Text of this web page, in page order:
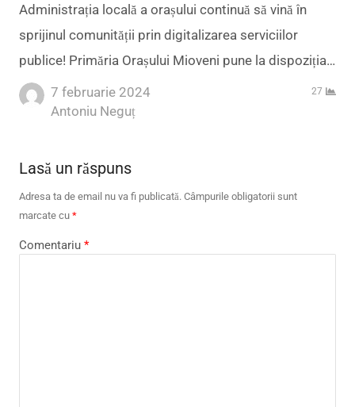
Administrația locală a orașului continuă să vină în
sprijinul comunității prin digitalizarea serviciilor
publice! Primăria Orașului Mioveni pune la dispoziția…
7 februarie 2024
Author
Antoniu Neguț
27
Lasă un răspuns
Adresa ta de email nu va fi publicată. Câmpurile obligatorii sunt
marcate cu *
Comentariu *